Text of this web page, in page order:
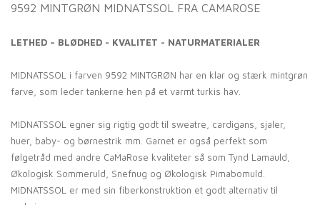
9592 MINTGRØN MIDNATSSOL FRA CAMAROSE
LETHED – BLØDHED - KVALITET - NATURMATERIALER
MIDNATSSOL i farven 9592 MINTGRØN har en klar og stærk mintgrøn
farve, som leder tankerne hen på et varmt turkis hav.
MIDNATSSOL egner sig rigtig godt til sweatre, cardigans, sjaler,
huer, baby- og børnestrik mm. Garnet er også perfekt som
følgetråd med andre CaMaRose kvaliteter så som Tynd Lamauld,
Økologisk Sommeruld, Snefnug og Økologisk Pimabomuld.
MIDNATSSOL er med sin fiberkonstruktion et godt alternativ til